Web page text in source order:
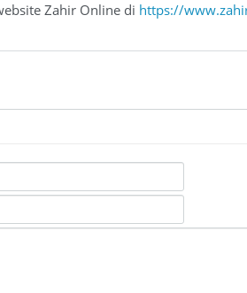
Zahir Online di https://